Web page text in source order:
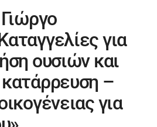
για
ουσιών και
–
για